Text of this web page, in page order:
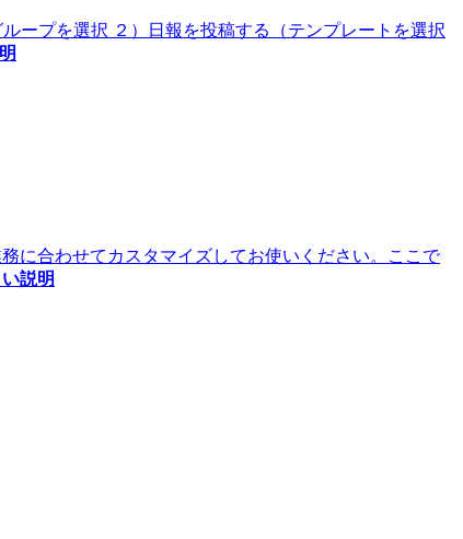
ープを選択 ２）日報を投稿する（テンプレートを選択
に合わせてカスタマイズしてお使いください。ここで
説明